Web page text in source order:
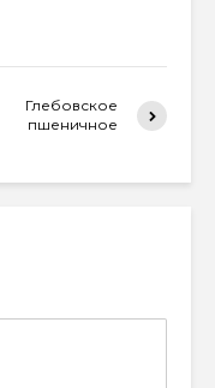
Глебовское
пшеничное